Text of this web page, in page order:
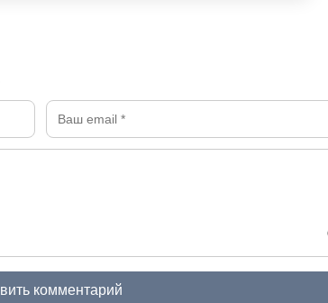
комментарий
BREAKING NEWS /// НОВОСТИ